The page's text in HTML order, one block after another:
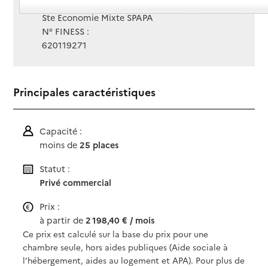
Ste Economie Mixte SPAPA
N° FINESS :
620119271
Principales caractéristiques
Capacité :
moins de25 places
Statut :
Privé commercial
Prix :
à partir de2 198,40 € / mois
Ce prix est calculé sur la base du prix pour une
chambre seule, hors aides publiques (Aide sociale à
l’hébergement, aides au logement et APA). Pour plus de